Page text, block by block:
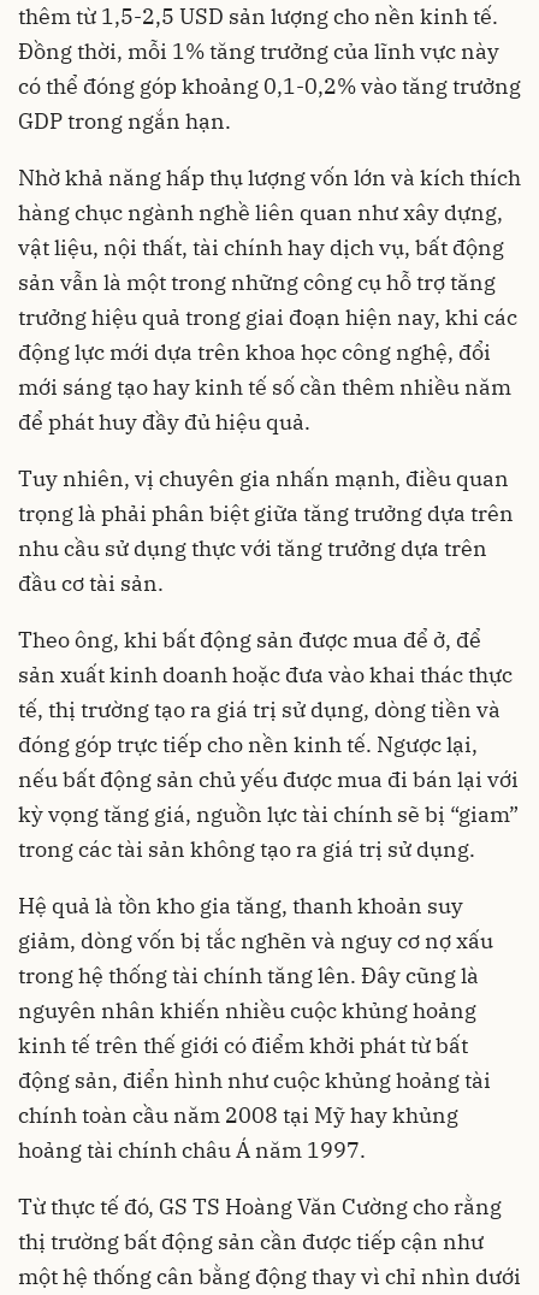
thêm từ 1,5-2,5 USD sản lượng cho nền kinh tế.
Đồng thời, mỗi 1% tăng trưởng của lĩnh vực này
có thể đóng góp khoảng 0,1-0,2% vào tăng trưởng
GDP trong ngắn hạn.
Nhờ khả năng hấp thụ lượng vốn lớn và kích thích
hàng chục ngành nghề liên quan như xây dựng,
vật liệu, nội thất, tài chính hay dịch vụ, bất động
sản vẫn là một trong những công cụ hỗ trợ tăng
trưởng hiệu quả trong giai đoạn hiện nay, khi các
động lực mới dựa trên khoa học công nghệ, đổi
mới sáng tạo hay kinh tế số cần thêm nhiều năm
để phát huy đầy đủ hiệu quả.
Tuy nhiên, vị chuyên gia nhấn mạnh, điều quan
trọng là phải phân biệt giữa tăng trưởng dựa trên
nhu cầu sử dụng thực với tăng trưởng dựa trên
đầu cơ tài sản.
Theo ông, khi bất động sản được mua để ở, để
sản xuất kinh doanh hoặc đưa vào khai thác thực
tế, thị trường tạo ra giá trị sử dụng, dòng tiền và
đóng góp trực tiếp cho nền kinh tế. Ngược lại,
nếu bất động sản chủ yếu được mua đi bán lại với
kỳ vọng tăng giá, nguồn lực tài chính sẽ bị “giam”
trong các tài sản không tạo ra giá trị sử dụng.
Hệ quả là tồn kho gia tăng, thanh khoản suy
giảm, dòng vốn bị tắc nghẽn và nguy cơ nợ xấu
trong hệ thống tài chính tăng lên. Đây cũng là
nguyên nhân khiến nhiều cuộc khủng hoảng
kinh tế trên thế giới có điểm khởi phát từ bất
động sản, điển hình như cuộc khủng hoảng tài
chính toàn cầu năm 2008 tại Mỹ hay khủng
hoảng tài chính châu Á năm 1997.
Từ thực tế đó, GS TS Hoàng Văn Cường cho rằng
thị trường bất động sản cần được tiếp cận như
một hệ thống cân bằng động thay vì chỉ nhìn dưới